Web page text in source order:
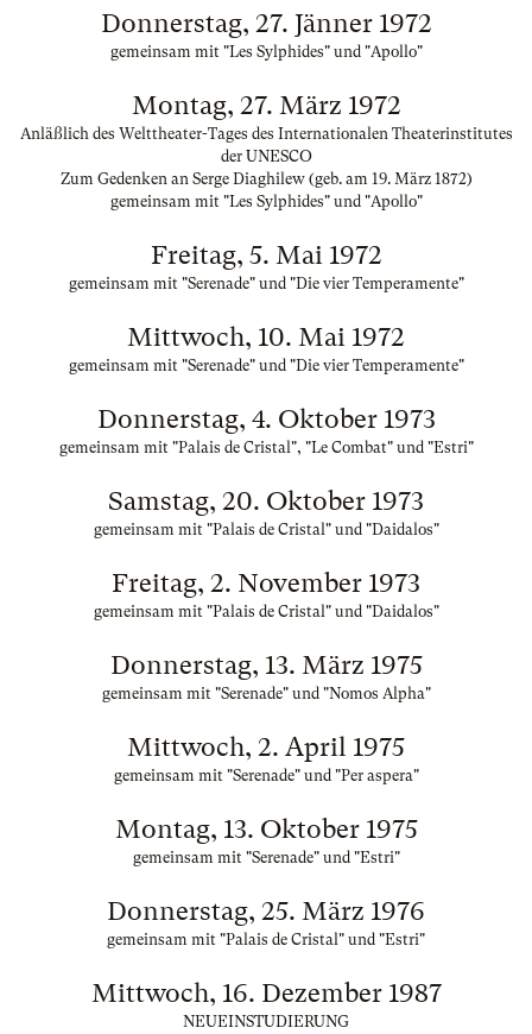
Donnerstag, 27. Jänner 1972
gemeinsam mit "Les Sylphides" und "Apollo"
Montag, 27. März 1972
Anläßlich des Welttheater-Tages des Internationalen Theaterinstitutes
der UNESCO
Zum Gedenken an Serge Diaghilew (geb. am 19. März 1872)
gemeinsam mit "Les Sylphides" und "Apollo"
Freitag, 5. Mai 1972
gemeinsam mit "Serenade" und "Die vier Temperamente"
Mittwoch, 10. Mai 1972
gemeinsam mit "Serenade" und "Die vier Temperamente"
Donnerstag, 4. Oktober 1973
gemeinsam mit "Palais de Cristal", "Le Combat" und "Estri"
Samstag, 20. Oktober 1973
gemeinsam mit "Palais de Cristal" und "Daidalos"
Freitag, 2. November 1973
gemeinsam mit "Palais de Cristal" und "Daidalos"
Donnerstag, 13. März 1975
gemeinsam mit "Serenade" und "Nomos Alpha"
Mittwoch, 2. April 1975
gemeinsam mit "Serenade" und "Per aspera"
Montag, 13. Oktober 1975
gemeinsam mit "Serenade" und "Estri"
Donnerstag, 25. März 1976
gemeinsam mit "Palais de Cristal" und "Estri"
Mittwoch, 16. Dezember 1987
NEUEINSTUDIERUNG